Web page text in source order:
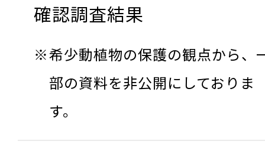
確認調査結果
希少動植物の保護の観点から、
部の資料を非公開にしておりま
す。